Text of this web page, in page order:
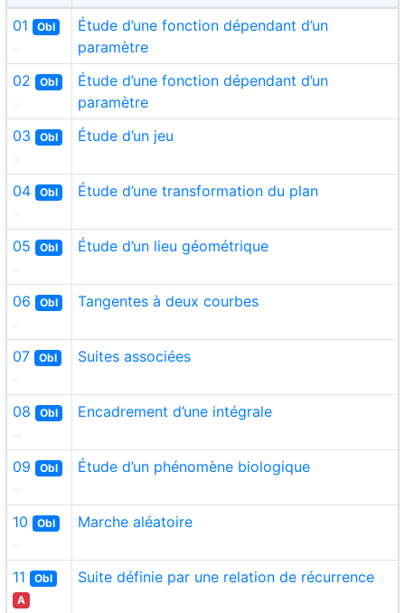
01 Obl
Étude d’une fonction dépendant d’un
paramètre
02 Obl
Étude d’une fonction dépendant d’un
paramètre
03 Obl Étude d’un jeu
04 Obl Étude d’une transformation du plan
05 Obl Étude d’un lieu géométrique
06 Obl Tangentes à deux courbes
07 Obl Suites associées
08 Obl Encadrement d’une intégrale
09 Obl Étude d’un phénomène biologique
10 Obl Marche aléatoire
11 Obl
A
Suite définie par une relation de récurrence